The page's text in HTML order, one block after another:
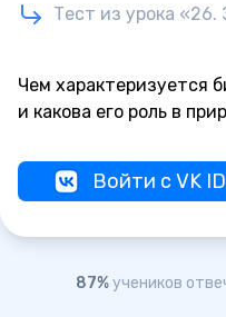
Тест из урока «26.
Чем характеризуется
и какова его роль в
Войти с VK ID
87%учеников